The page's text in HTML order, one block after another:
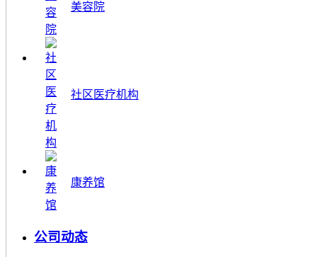
美容院
社区医疗机构
康养馆
公司动态